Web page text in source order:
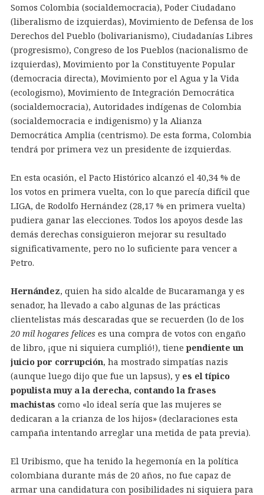
Somos Colombia (socialdemocracia), Poder Ciudadano
(liberalismo de izquierdas), Movimiento de Defensa de los
Derechos del Pueblo (bolivarianismo), Ciudadanías Libres
(progresismo), Congreso de los Pueblos (nacionalismo de
izquierdas), Movimiento por la Constituyente Popular
(democracia directa), Movimiento por el Agua y la Vida
(ecologismo), Movimiento de Integración Democrática
(socialdemocracia), Autoridades indígenas de Colombia
(socialdemocracia e indigenismo) y la Alianza
Democrática Amplia (centrismo). De esta forma, Colombia
tendrá por primera vez un presidente de izquierdas.
En esta ocasión, el Pacto Histórico alcanzó el 40,34 % de
los votos en primera vuelta, con lo que parecía difícil que
LIGA, de Rodolfo Hernández (28,17 % en primera vuelta)
pudiera ganar las elecciones. Todos los apoyos desde las
demás derechas consiguieron mejorar su resultado
significativamente, pero no lo suficiente para vencer a
Petro.
Hernández, quien ha sido alcalde de Bucaramanga y es
senador, ha llevado a cabo algunas de las prácticas
clientelistas más descaradas que se recuerden (lo de los
20 mil hogares feliceses una compra de votos con engaño
de libro, ¡que ni siquiera cumplió!), tiene pendiente un
juicio por corrupción, ha mostrado simpatías nazis
(aunque luego dijo que fue un lapsus), y es el típico
populista muy a la derecha, contando la frases
machistas como «lo ideal sería que las mujeres se
dedicaran a la crianza de los hijos» (declaraciones esta
campaña intentando arreglar una metida de pata previa).
El Uribismo, que ha tenido la hegemonía en la política
colombiana durante más de 20 años, no fue capaz de
armar una candidatura con posibilidades ni siquiera para